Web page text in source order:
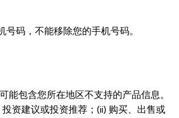
号码，不能移除您的手机号码。
能包含您所在地区不支持的产品信息。
资建议或投资推荐；(ii) 购买、出售或